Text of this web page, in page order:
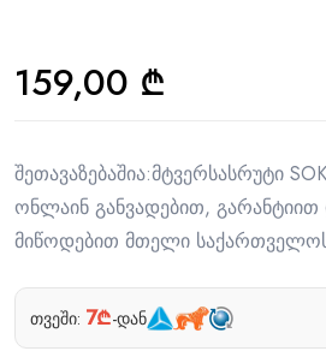
159,00 ₾
შეთავაზებაშია:მტვერსასრუტი
ონლაინ განვადებით,
მიწოდებით მთელი საქართველოს
თვეში: 7₾-დან